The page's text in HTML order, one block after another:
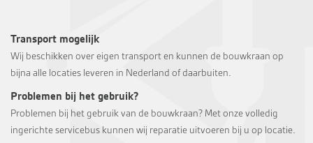
Transport mogelijk
Wij beschikken over eigen transport en kunnen de bouwkraan op
bijna alle locaties leveren in Nederland of daarbuiten.
Problemen bij het gebruik?
Problemen bij het gebruik van de bouwkraan? Met onze volledig
ingerichte servicebus kunnen wij reparatie uitvoeren bij u op locatie.